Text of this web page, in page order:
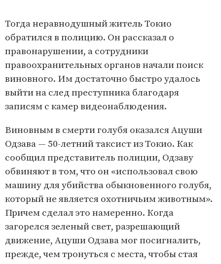
Тогда неравнодушный житель Токио
обратился в полицию. Он рассказал о
правонарушении, а сотрудники
правоохранительных органов начали поиск
виновного. Им достаточно быстро удалось
выйти на след преступника благодаря
записям с камер видеонаблюдения.
Виновным в смерти голубя оказался Ацуши
Одзава — 50-летний таксист из Токио. Как
сообщил представитель полиции, Одзаву
обвиняют в том, что он «использовал свою
машину для убийства обыкновенного голубя,
который не является охотничьим животным».
Причем сделал это намеренно. Когда
загорелся зеленый свет, разрешающий
движение, Ацуши Одзава мог посигналить,
прежде, чем тронуться с места, чтобы стая